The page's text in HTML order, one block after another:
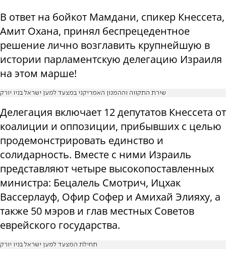
В ответ на бойкот Мамдани, спикер Кнессета,
Амит Охана, принял беспрецедентное
решение лично возглавить крупнейшую в
истории парламентскую делегацию Израиля
на этом марше!
שירת התקווה וההמנון האמריקני במצעד למען ישראל בניו יורק
Делегация включает 12 депутатов Кнессета от
коалиции и оппозиции, прибывших с целью
продемонстрировать единство и
солидарность. Вместе с ними Израиль
представляют четыре высокопоставленных
министра: Бецалель Смотрич, Ицхак
Вассерлауф, Офир Софер и Амихай Элияху, а
также 50 мэров и глав местных Советов
еврейского государства.
תחילת המצעד למען ישראל בניו יורק